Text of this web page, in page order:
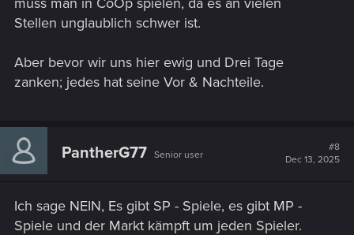
Stellen unglaublich schwer ist.
Aber bevor wir uns hier ewig und Drei Tage
zanken; jedes hat seine Vor & Nachteile.
PantherG77 Senior user
#8
Dec 13, 2025
Ich sage NEIN, Es gibt SP - Spiele, es gibt MP -
Spiele und der Markt kämpft um jeden Spieler.